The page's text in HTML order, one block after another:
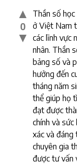
▲
0
▼
Thần số
ở Việt Nam
các lĩnh vực
nhân. Thần
bảng số và
hưởng đến
tháng năm
thể giúp họ
đạt được
chính và sức
xác và đáng
chuyên gia
được tư vấn